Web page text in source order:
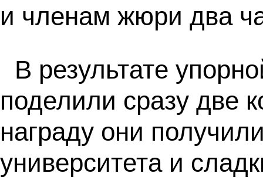
и членам жюри два
В результате
поделили сразу
награду они
университета и